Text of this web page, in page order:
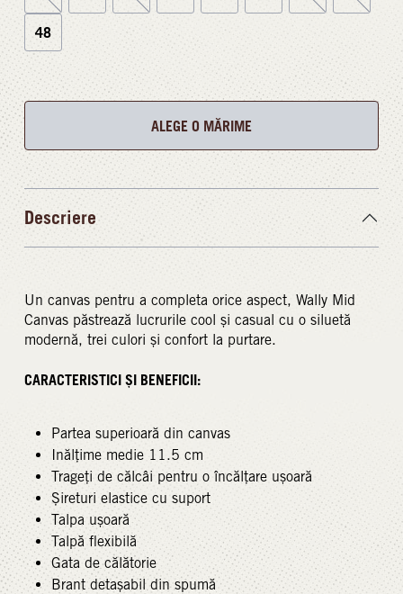
48
ALEGE O MĂRIME
Descriere
Un canvas pentru a completa orice aspect, Wally Mid
Canvas păstrează lucrurile cool și casual cu o siluetă
modernă, trei culori și confort la purtare.
CARACTERISTICI ȘI BENEFICII:
Partea superioară din canvas
Inălțime medie 11.5 cm
Trageți de călcâi pentru o încălțare ușoară
Șireturi elastice cu suport
Talpa ușoară
Talpă flexibilă
Gata de călătorie
Brant detașabil din spumă